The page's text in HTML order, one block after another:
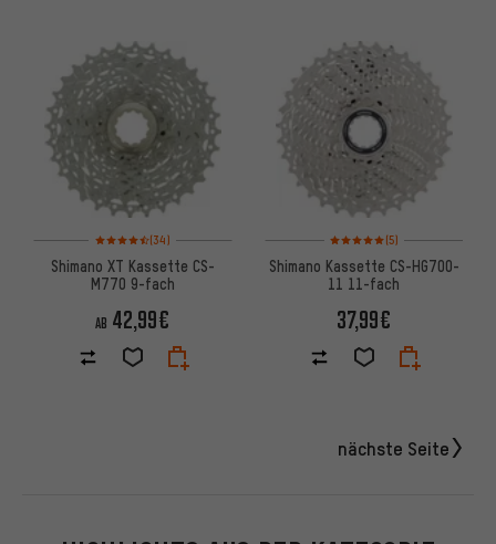
Bewertungen: 4,5 von 5 basierend auf 34 Bewertungen
(34)
Shimano XT Kassette CS-
M770 9-fach
AB 42,99€
Bewertungen: 5 von 5
(5)
Shimano Kassette CS-HG700-
11 11-fach
37,99€
nächste Seite